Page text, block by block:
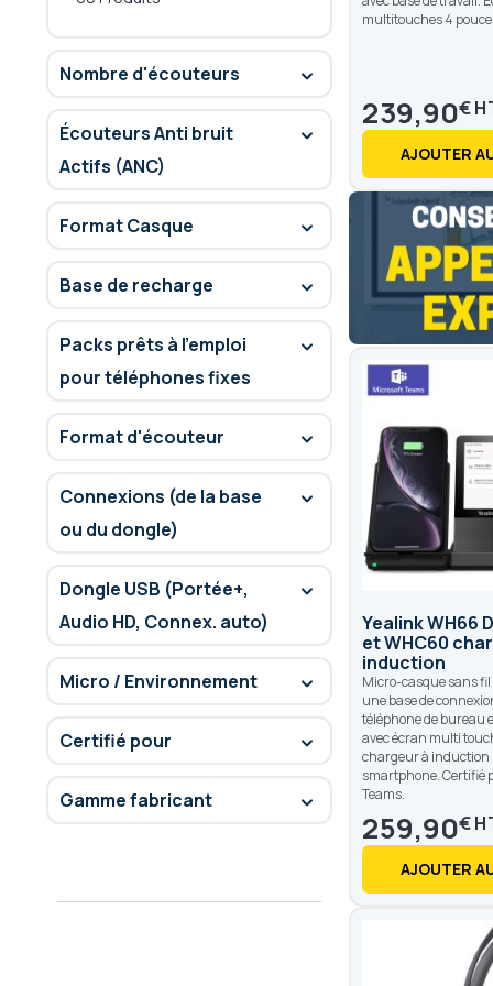
multitouches 4
239,90€
AJOUTER
Yealink WH66
et WHC60
induction
Micro-casque sans fil
une base de
téléphone de bureau
avec écran multi
chargeur à induction
smartphone. Certifié
Teams.
259,90€
AJOUTER
Nombre d'écouteurs
Écouteurs Anti bruit
Actifs (ANC)
Format Casque
Base de recharge
Packs prêts à l'emploi
pour téléphones fixes
Format d'écouteur
Connexions (de la base
ou du dongle)
Dongle USB (Portée+,
Audio HD, Connex. auto)
Micro / Environnement
Certifié pour
Gamme fabricant